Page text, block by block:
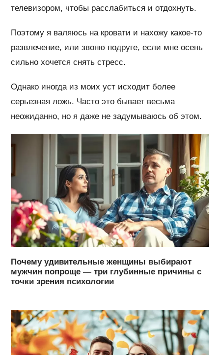
телевизором, чтобы расслабиться и отдохнуть.
Поэтому я валяюсь на кровати и нахожу какое-то
развлечение, или звоню подруге, если мне осень
сильно хочется снять стресс.
Однако иногда из моих уст исходит более
серьезная ложь. Часто это бывает весьма
неожиданно, но я даже не задумываюсь об этом.
Почему удивительные женщины выбирают
мужчин попроще — три глубинные причины с
точки зрения психологии